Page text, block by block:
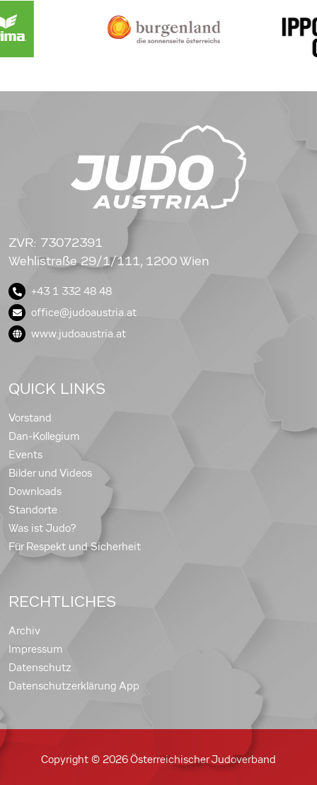
ZVR: 73072391
Wehlistraße 29/1/111, 1200 Wien
+43 1 332 48 48
office@judoaustria.at
www.judoaustria.at
QUICK LINKS
Vorstand
Dan-Kollegium
Events
Bilder und Videos
Downloads
Standorte
Was ist Judo?
Für Respekt und Sicherheit
RECHTLICHES
Archiv
Impressum
Datenschutz
Datenschutzerklärung App
Copyright © 2026 Österreichischer Judoverband